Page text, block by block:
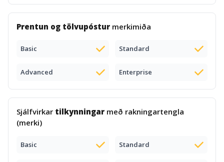
Prentun og tölvupóstur merkimiða
Basic Standard
Advanced Enterprise
Sjálfvirkar tilkynningar með rakningartengla
(merki)
Basic Standard